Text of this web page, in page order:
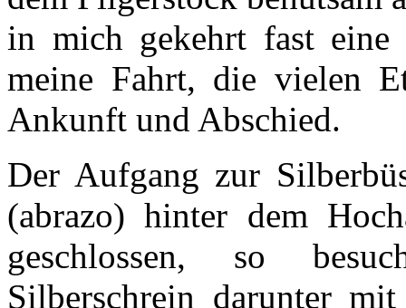
in mich gekehrt fast eine
meine Fahrt, die vielen
Ankunft und Abschied.
Der Aufgang zur
(abrazo) hinter dem
geschlossen, so
Silberschrein darunter